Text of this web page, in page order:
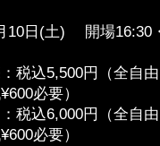
10日(土) 開場16:30
税込5,500円（全自
必要）
円（全自由、
必要）